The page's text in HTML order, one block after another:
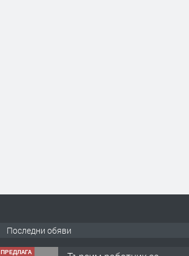
Последни обяви
ПРЕДЛАГА